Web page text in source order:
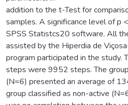
addition to the t-Test for
samples. A significance level of p
SPSS Statistcs20 software. All
assisted by the Hiperdia de
program participated in the study.
steps were 9952 steps. The
(N=6) presented an average of
group classified as non-active